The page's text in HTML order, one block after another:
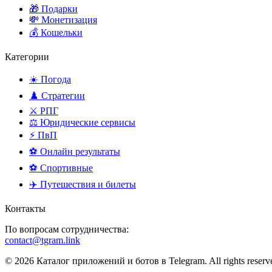
🎁 Подарки
💸 Монетизация
💰 Кошельки
Категории
☀️ Погода
♟️ Стратегии
⚔️ РПГ
⚖️ Юридические сервисы
⚡ ПвП
⚽ Онлайн результаты
⚽ Спортивные
✈️ Путешествия и билеты
Контакты
По вопросам сотрудничества:
contact@tgram.link
© 2026 Каталог приложений и ботов в Telegram. All rights